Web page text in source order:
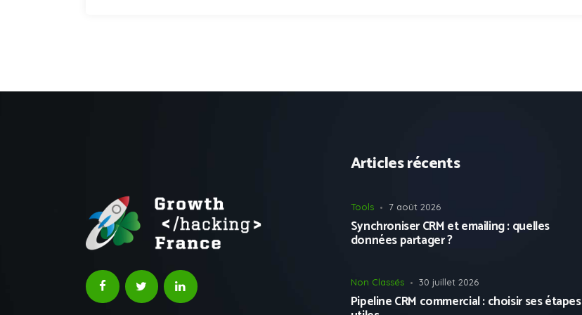
Articles récents
Tools 7 août 2026
Synchroniser CRM et emailing : quelles
données partager ?
Non Classés 30 juillet 2026
Pipeline CRM commercial : choisir ses étapes